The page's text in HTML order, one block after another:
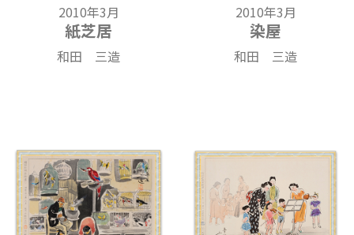
2010年3月
紙芝居
和田 三造
2010年3月
染屋
和田 三造